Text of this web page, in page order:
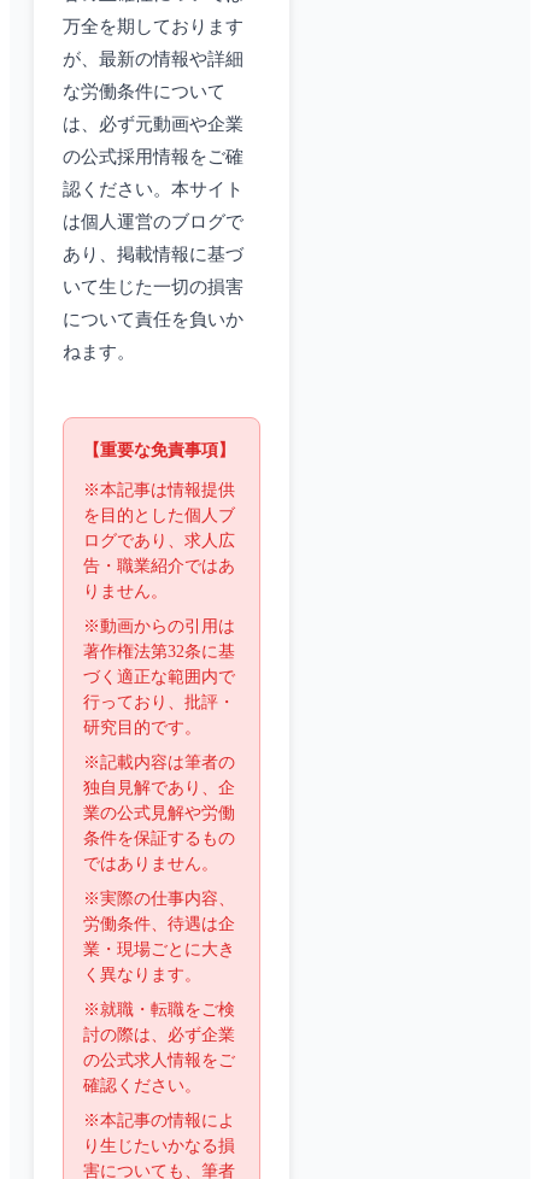
万全を期しております
が、最新の情報や詳細
な労働条件について
は、必ず元動画や企業
の公式採用情報をご確
認ください。本サイト
は個人運営のブログで
あり、掲載情報に基づ
いて生じた一切の損害
について責任を負いか
ねます。
【重要な免責事項】
※本記事は情報提供
を目的とした個人ブ
ログであり、求人広
告・職業紹介ではあ
りません。
※動画からの引用は
著作権法第32条に基
づく適正な範囲内で
行っており、批評・
研究目的です。
※記載内容は筆者の
独自見解であり、企
業の公式見解や労働
条件を保証するもの
ではありません。
※実際の仕事内容、
労働条件、待遇は企
業・現場ごとに大き
く異なります。
※就職・転職をご検
討の際は、必ず企業
の公式求人情報をご
確認ください。
※本記事の情報によ
り生じたいかなる損
害についても、筆者